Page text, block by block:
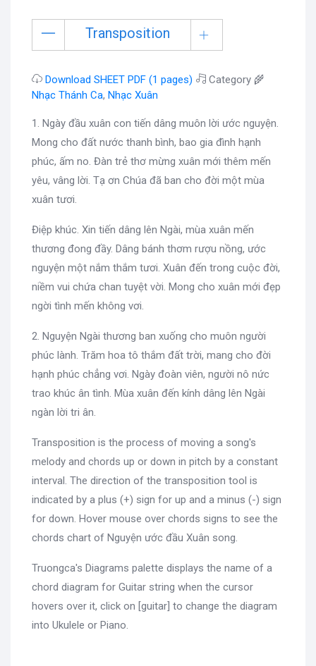
Transposition
Download SHEET PDF (1 pages)
Category 🌾
Nhạc Thánh Ca, Nhạc Xuân
1. Ngày đầu xuân con tiến dâng muôn lời ước nguyện.
Mong cho đất nước thanh bình, bao gia đình hạnh
phúc, ấm no. Đàn trẻ thơ mừng xuân mới thêm mến
yêu, vâng lời. Tạ ơn Chúa đã ban cho đời một mùa
xuân tươi.
Điệp khúc. Xin tiến dâng lên Ngài, mùa xuân mến
thương đong đầy. Dâng bánh thơm rượu nồng, ước
nguyện một nắm thắm tươi. Xuân đến trong cuộc đời,
niềm vui chứa chan tuyệt vời. Mong cho xuân mới đẹp
ngời tình mến không vơi.
2. Nguyện Ngài thương ban xuống cho muôn người
phúc lành. Trăm hoa tô thắm đất trời, mang cho đời
hạnh phúc chẳng vơi. Ngày đoàn viên, người nô nức
trao khúc ân tình. Mùa xuân đến kính dâng lên Ngài
ngàn lời tri ân.
Transposition is the process of moving a song's
melody and chords up or down in pitch by a constant
interval. The direction of the transposition tool is
indicated by a plus (+) sign for up and a minus (-) sign
for down. Hover mouse over chords signs to see the
chords chart of Nguyện ước đầu Xuân song.
Truongca's Diagrams palette displays the name of a
chord diagram for Guitar string when the cursor
hovers over it, click on [guitar] to change the diagram
into Ukulele or Piano.